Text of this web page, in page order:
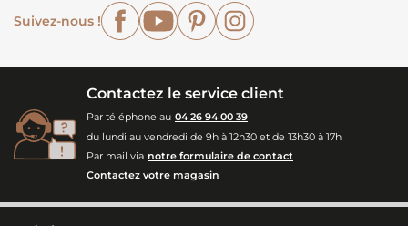
Suivez-nous !
FacebookYouTubePinterest
Contactez le service client
Par téléphone au 04 26 94 00 39
du lundi au vendredi de 9h à 12h30 et de 13h30 à 17h
Par mail via notre formulaire de contact
Contactez votre magasin